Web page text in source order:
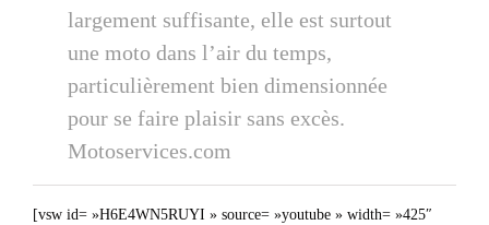
largement suffisante, elle est surtout
une moto dans l’air du temps,
particulièrement bien dimensionnée
pour se faire plaisir sans excès.
Motoservices.com
[vsw id= »H6E4WN5RUYI » source= »youtube » width= »425″